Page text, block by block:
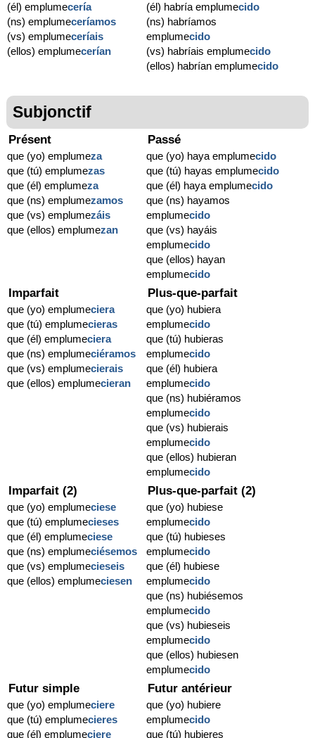
(él) emplumecería
(ns) emplumeceríamos
(vs) emplumeceríais
(ellos) emplumecerían
(él) habría emplumecido
(ns) habríamos
emplumecido
(vs) habríais emplumecido
(ellos) habrían emplumecido
Subjonctif
Présent
que (yo) emplumeza
que (tú) emplumezas
que (él) emplumeza
que (ns) emplumezamos
que (vs) emplumezáis
que (ellos) emplumezan
Passé
que (yo) haya emplumecido
que (tú) hayas emplumecido
que (él) haya emplumecido
que (ns) hayamos
emplumecido
que (vs) hayáis
emplumecido
que (ellos) hayan
emplumecido
Imparfait
que (yo) emplumeciera
que (tú) emplumecieras
que (él) emplumeciera
que (ns) emplumeciéramos
que (vs) emplumecierais
que (ellos) emplumecieran
Plus-que-parfait
que (yo) hubiera
emplumecido
que (tú) hubieras
emplumecido
que (él) hubiera
emplumecido
que (ns) hubiéramos
emplumecido
que (vs) hubierais
emplumecido
que (ellos) hubieran
emplumecido
Imparfait (2)
que (yo) emplumeciese
que (tú) emplumecieses
que (él) emplumeciese
que (ns) emplumeciésemos
que (vs) emplumecieseis
que (ellos) emplumeciesen
Plus-que-parfait (2)
que (yo) hubiese
emplumecido
que (tú) hubieses
emplumecido
que (él) hubiese
emplumecido
que (ns) hubiésemos
emplumecido
que (vs) hubieseis
emplumecido
que (ellos) hubiesen
emplumecido
Futur simple
que (yo) emplumeciere
que (tú) emplumecieres
que (él) emplumeciere
Futur antérieur
que (yo) hubiere
emplumecido
que (tú) hubieres